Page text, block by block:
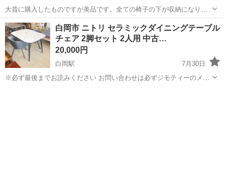
大昔に購入したものですが美品です。全ての椅子の下が収納になりま
す。 【購入時価格】20万円ぐらい 【サイズ】 ◆テーブル✖️1台 縦：
128cm、横：100cm、高さ65cm （大体です） ◆背板付2人掛けベン
チ✖️1台 縦...
埼玉 川越市 的場駅 ダイニングセット
白岡市 ニトリ セラミックダイニングテーブル
チェア 2脚セット 2人用 中古…
20,000円
白岡駅
7月30日
※必ず最後までお読みください お問い合わせは必ずジモティーのメッ